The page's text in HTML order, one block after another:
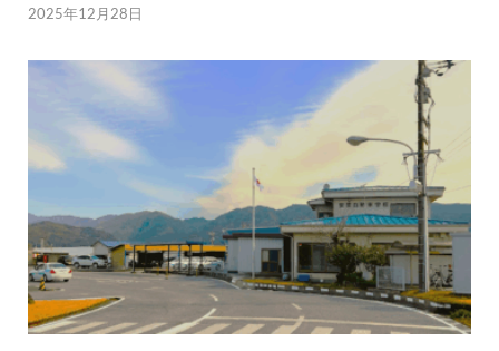
2025年12月28日